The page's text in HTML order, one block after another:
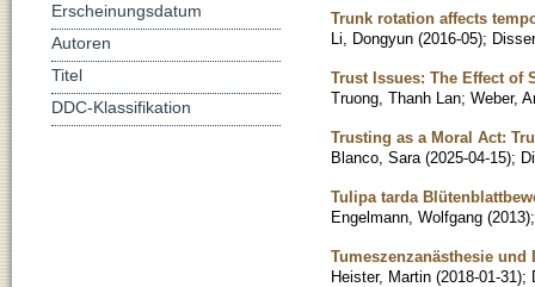
Trunk rotation affects
Li, Dongyun (2016-05);
Trust Issues: The Effect of
Truong, Thanh Lan; Weber,
Trusting as a Moral Act:
Blanco, Sara (2025-04-15);
Tulipa tarda
Engelmann, Wolfgang (2013)
Tumeszenzanästhesie
Heister, Martin (2018-01-31);
Erscheinungsdatum
Autoren
Titel
DDC-Klassifikation